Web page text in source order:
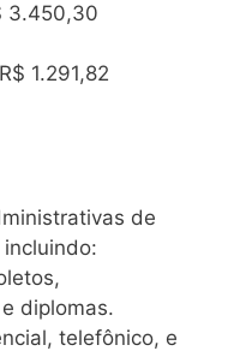
3.450,30
1.291,82
de
incluindo:
diplomas.
telefônico, e